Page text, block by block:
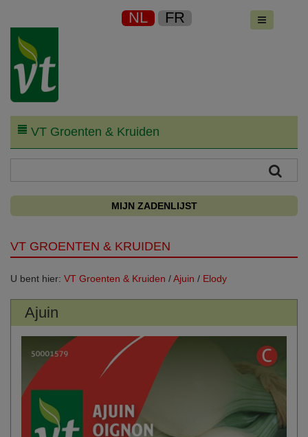
NL FR
VT Groenten & Kruiden
MIJN ZADENLIJST
VT GROENTEN & KRUIDEN
U bent hier: VT Groenten & Kruiden /Ajuin / Elody
Ajuin